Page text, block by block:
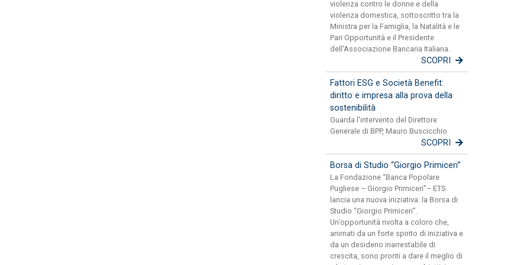
violenza contro le donne e della
violenza domestica, sottoscritto tra la
Ministra per la Famiglia, la Natalità e le
Pari Opportunità e il Presidente
dell'Associazione Bancaria Italiana.
SCOPRI
Fattori ESG e Società Benefit:
diritto e impresa alla prova della
sostenibilità
Guarda l'intervento del Direttore
Generale di BPP, Mauro Buscicchio
SCOPRI
Borsa di Studio “Giorgio Primiceri”
La Fondazione “Banca Popolare
Pugliese – Giorgio Primiceri”– ETS
lancia una nuova iniziativa: la Borsa di
Studio “Giorgio Primiceri”.
Un’opportunità rivolta a coloro che,
animati da un forte spirito di iniziativa e
da un desiderio inarrestabile di
crescita, sono pronti a dare il meglio di